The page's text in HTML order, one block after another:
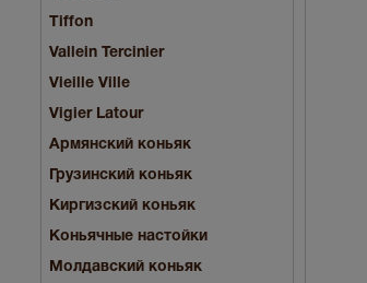
Tiffon
Vallein Tercinier
Vieille Ville
Vigier Latour
Армянский коньяк
Грузинский коньяк
Киргизский коньяк
Коньячные настойки
Молдавский коньяк